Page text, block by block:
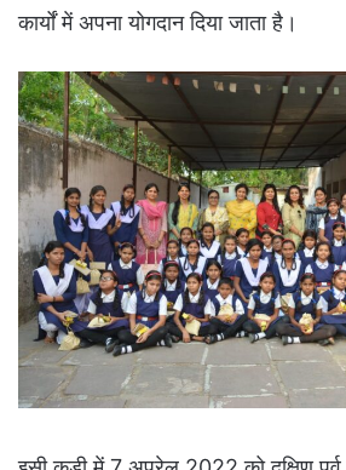
कार्यों में अपना योगदान दिया जाता है।